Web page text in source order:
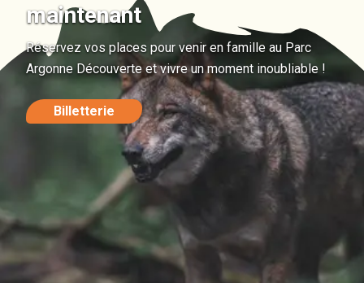
maintenant
Réservez vos places pour venir en famille au Parc
Argonne Découverte et vivre un moment inoubliable !
Billetterie